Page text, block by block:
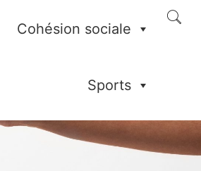
Cohésion sociale
Sports